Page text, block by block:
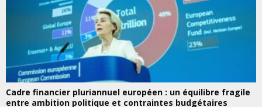
Cadre financier pluriannuel européen : un équilibre fragile
entre ambition politique et contraintes budgétaires